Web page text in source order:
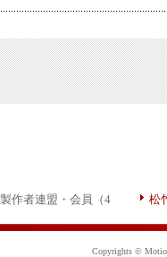
作者連盟・会員（4
松
Copyrights ©